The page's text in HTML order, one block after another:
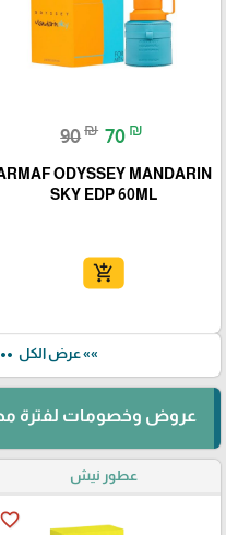
90₪ 70 ₪
ODYSSEY MANDARIN
SKY EDP 60ML
add_shopping_cart
»» عرض الكل
عروض وخصومات لفترة
عطور نيش
favorite_border